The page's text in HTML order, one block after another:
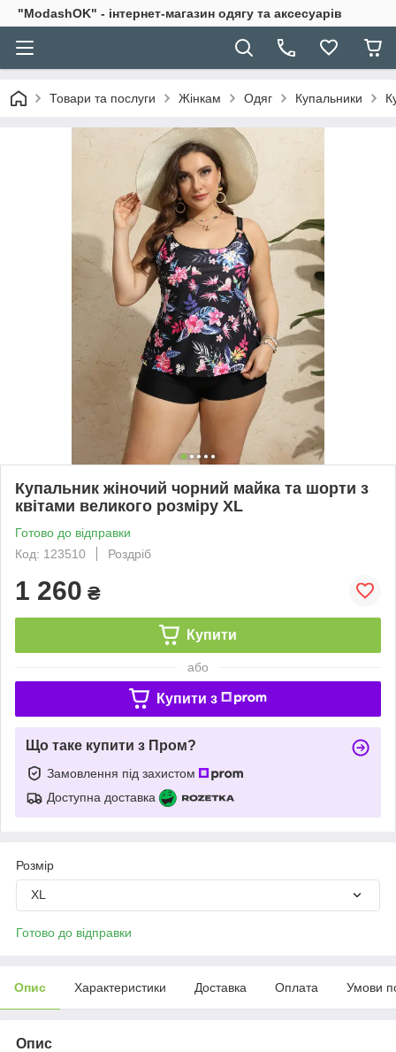
"ModashOK" - інтернет-магазин одягу та аксесуарів
Товари та послуги Жінкам Одяг Купальники
Купальник жіночий чорний майка та шорти з
квітами великого розміру XL
Готово до відправки
Код: 123510
Роздріб
1 260 ₴
Купити
або
Купити з
Що таке купити з Пром?
Замовлення під захистом
Доступна доставка
Розмір
XL
Готово до відправки
Опис Характеристики Доставка Оплата Умови
Опис